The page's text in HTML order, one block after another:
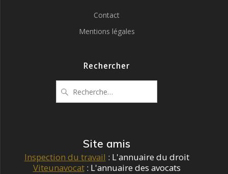
Contact
Mentions légales
Rechercher
pour
Site amis
Inspection du travail : L'annuaire du droit
Viteunavocat: L'annuaire des avocats